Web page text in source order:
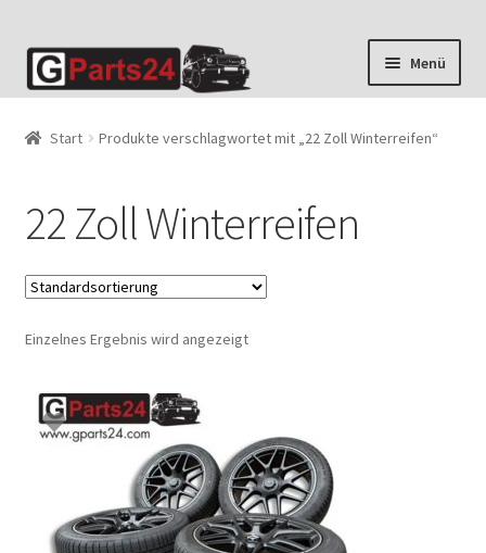
Zur
Navigation
Zum
Inhalt
Menü
Start Produkte verschlagwortet mit „22 Zoll Winterreifen“
22 Zoll Winterreifen
Einzelnes Ergebnis wird angezeigt